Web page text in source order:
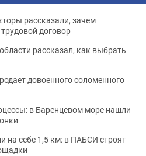
рассказали, зачем
договор
рассказал, как выбрать
довоенного соломенного
в Баренцевом море нашли
на себе 1,5 км: в ПАБСИ строят